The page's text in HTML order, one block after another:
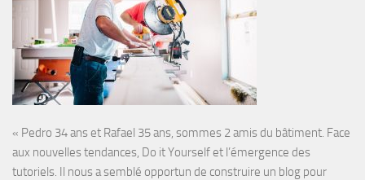
« Pedro 34 ans et Rafael 35 ans, sommes 2 amis du bâtiment. Face
aux nouvelles tendances, Do it Yourself et l’émergence des
tutoriels. Il nous a semblé opportun de construire un blog pour